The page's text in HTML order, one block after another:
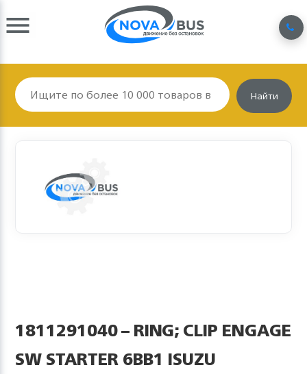
Найти
1811291040 – RING; CLIP ENGAGE
SW STARTER 6BB1 ISUZU